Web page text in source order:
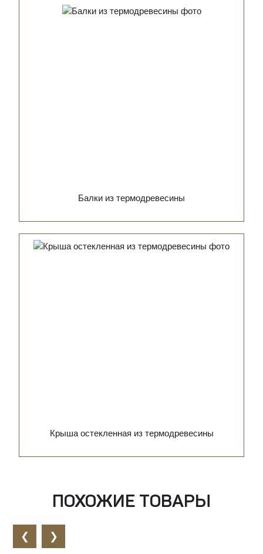
Балки из термодревесины
Крыша остекленная из термодревесины
ПОХОЖИЕ ТОВАРЫ
❮ ❯